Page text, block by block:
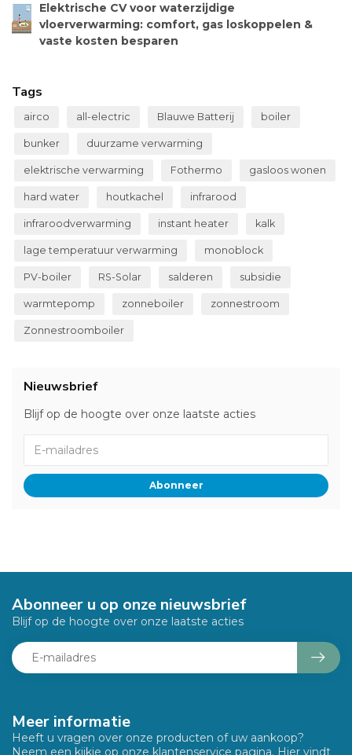
Elektrische CV voor waterzijdige
vloerverwarming: comfort, gas loskoppelen &
vaste kosten besparen
Tags
airco all-electric Blauwe Batterij boiler
bunker duurzame verwarming
elektrische verwarming Fothermo gasloos wonen
hard water houtkachel infrarood
infraroodverwarming instant heater kalk
lage temperatuur verwarming monoblock
PV-boiler RS-Solar salderen subsidie
warmtepomp zonneboiler zonnestroom
Zonnestroomboiler
Nieuwsbrief
Blijf op de hoogte over onze laatste acties
Abonneer
Meer informatie
Heeft u vragen over onze producten of uw aankoop?
Neem een kijkje op onze klantenservice pagina. Hier vindt
Abonneer u op onze nieuwsbrief
Blijf op de hoogte over onze laatste acties